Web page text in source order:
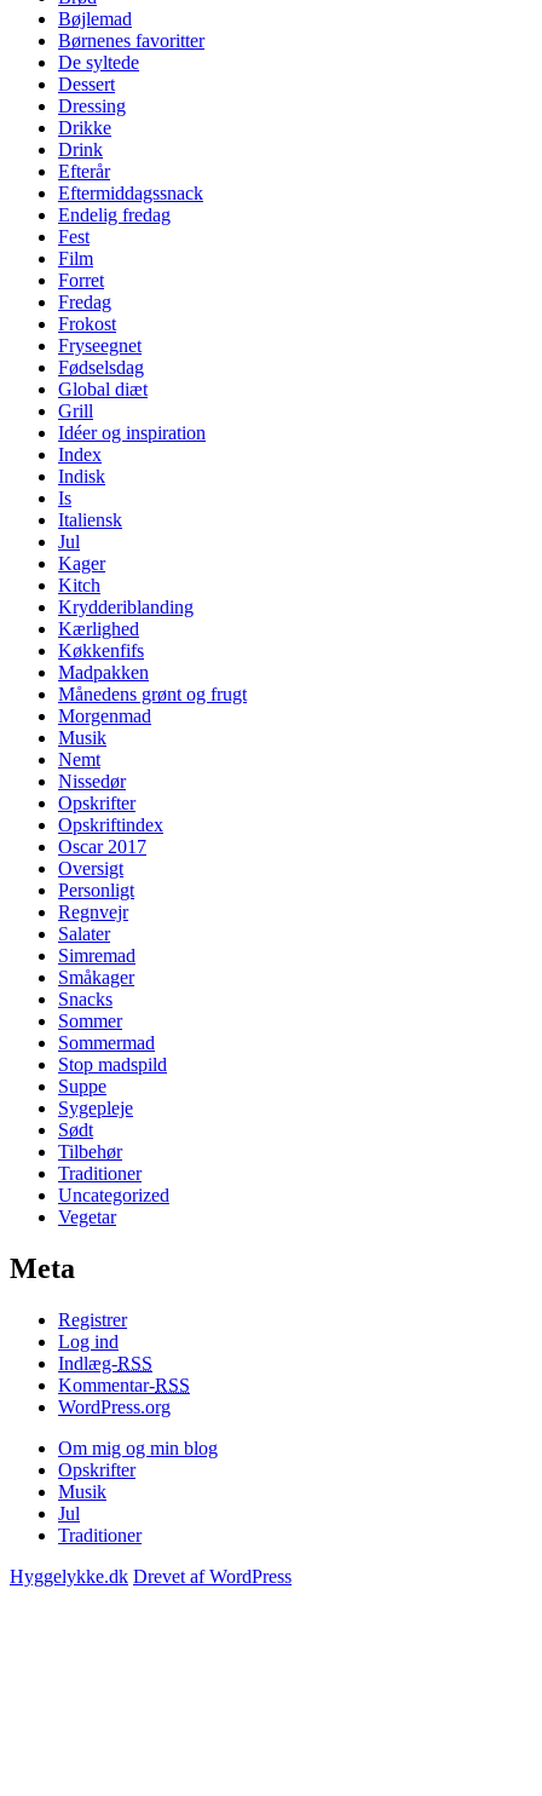
Bøjlemad
Børnenes favoritter
De syltede
Dessert
Dressing
Drikke
Drink
Efterår
Eftermiddagssnack
Endelig fredag
Fest
Film
Forret
Fredag
Frokost
Fryseegnet
Fødselsdag
Global diæt
Grill
Idéer og inspiration
Index
Indisk
Is
Italiensk
Jul
Kager
Kitch
Krydderiblanding
Kærlighed
Køkkenfifs
Madpakken
Månedens grønt og frugt
Morgenmad
Musik
Nemt
Nissedør
Opskrifter
Opskriftindex
Oscar 2017
Oversigt
Personligt
Regnvejr
Salater
Simremad
Småkager
Snacks
Sommer
Sommermad
Stop madspild
Suppe
Sygepleje
Sødt
Tilbehør
Traditioner
Uncategorized
Vegetar
Meta
Registrer
Log ind
Indlæg-RSS
Kommentar-RSS
WordPress.org
Om mig og min blog
Opskrifter
Musik
Jul
Traditioner
Hyggelykke.dk Drevet af WordPress